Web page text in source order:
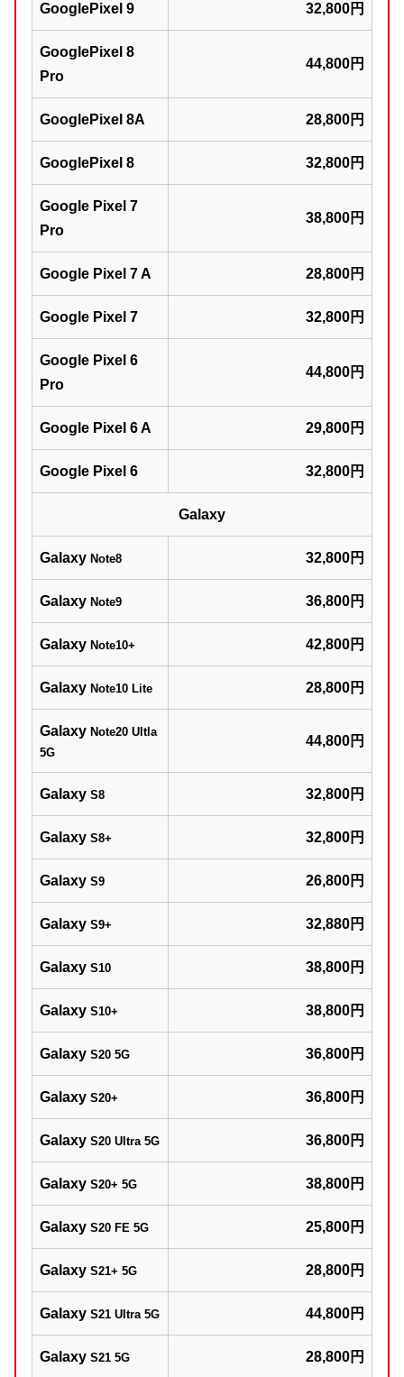
GooglePixel 9 32,800円
GooglePixel 8
Pro
44,800円
GooglePixel 8A 28,800円
GooglePixel 8 32,800円
Google Pixel 7
Pro
38,800円
Google Pixel 7 A 28,800円
Google Pixel 7 32,800円
Google Pixel 6
Pro
44,800円
Google Pixel 6 A 29,800円
Google Pixel 6 32,800円
Galaxy
Galaxy Note8 32,800円
Galaxy Note9 36,800円
Galaxy Note10+ 42,800円
Galaxy Note10 Lite 28,800円
Galaxy Note20 Ultla
5G
44,800円
Galaxy S8 32,800円
Galaxy S8+ 32,800円
Galaxy S9 26,800円
Galaxy S9+ 32,880円
Galaxy S10 38,800円
Galaxy S10+ 38,800円
Galaxy S20 5G 36,800円
Galaxy S20+ 36,800円
Galaxy S20 Ultra 5G 36,800円
Galaxy S20+ 5G 38,800円
Galaxy S20 FE 5G 25,800円
Galaxy S21+ 5G 28,800円
Galaxy S21 Ultra 5G 44,800円
Galaxy S21 5G 28,800円